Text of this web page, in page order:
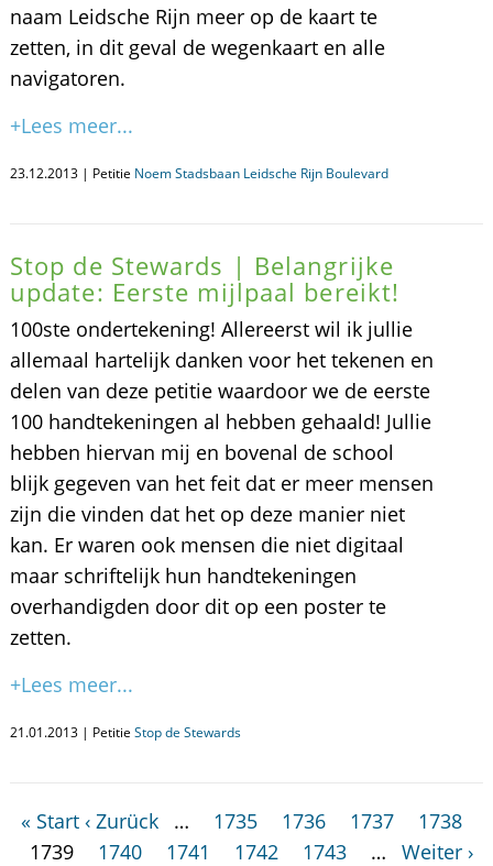
naam Leidsche Rijn meer op de kaart te
zetten, in dit geval de wegenkaart en alle
navigatoren.
+Lees meer...
23.12.2013 | Petitie Noem Stadsbaan Leidsche Rijn Boulevard
Stop de Stewards | Belangrijke
update: Eerste mijlpaal bereikt!
100ste ondertekening! Allereerst wil ik jullie
allemaal hartelijk danken voor het tekenen en
delen van deze petitie waardoor we de eerste
100 handtekeningen al hebben gehaald! Jullie
hebben hiervan mij en bovenal de school
blijk gegeven van het feit dat er meer mensen
zijn die vinden dat het op deze manier niet
kan. Er waren ook mensen die niet digitaal
maar schriftelijk hun handtekeningen
overhandigden door dit op een poster te
zetten.
+Lees meer...
21.01.2013 | Petitie Stop de Stewards
« Start ‹ Zurück … 1735 1736 1737
1738
1739
1740 1741 1742 1743 …
Weiter ›